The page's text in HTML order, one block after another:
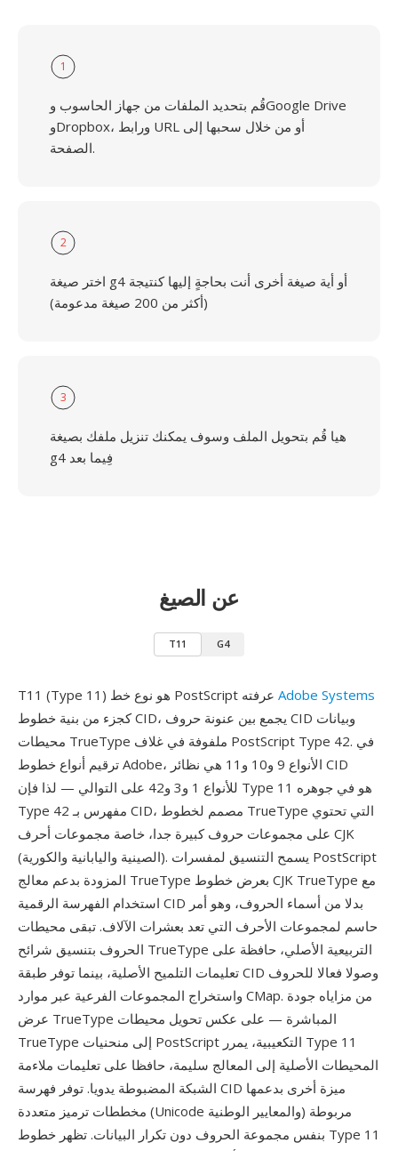
1
قُم بتحديد الملفات من جهاز الحاسوب وGoogle Drive
وDropbox، ورابط URL أو من خلال سحبها إلى
الصفحة.
2
اختر صيغة g4 أو أية صيغة أخرى أنت بحاجةٍ إليها كنتيجة
(أكثر من 200 صيغة مدعومة)
3
هيا قُم بتحويل الملف وسوف يمكنك تنزيل ملفك بصيغة
g4 فِيما بعد
عن الصيغ
T11 G4
Adobe Systems
كجزء من بنية خطوط CID، يجمع بين عنونة حروف CID وبيانات
محيطات TrueType ملفوفة في غلاف PostScript Type 42. في
ترقيم أنواع خطوط Adobe، الأنواع 9 و10 و11 هي نظائر CID
للأنواع 1 و3 و42 على التوالي — لذا فإن Type 11 هو في جوهره
Type 42 مفهرس بـ CID، مصمم لخطوط TrueType التي تحتوي
على مجموعات حروف كبيرة جدا، خاصة مجموعات أحرف CJK
(الصينية واليابانية والكورية). يسمح التنسيق لمفسرات PostScript
المزودة بدعم معالج TrueType بعرض خطوط CJK TrueType مع
استخدام الفهرسة الرقمية CID بدلا من أسماء الحروف، وهو أمر
حاسم لمجموعات الأحرف التي تعد بعشرات الآلاف. تبقى محيطات
الحروف بتنسيق شرائح TrueType التربيعية الأصلي، حافظة على
تعليمات التلميح الأصلية، بينما توفر طبقة CID وصولا فعالا للحروف
واستخراج المجموعات الفرعية عبر موارد CMap. من مزاياه جودة
عرض TrueType المباشرة — على عكس تحويل محيطات
TrueType إلى منحنيات PostScript التكعيبية، يمرر Type 11
المحيطات الأصلية إلى المعالج سليمة، حافظا على تعليمات ملاءمة
الشبكة المضبوطة يدويا. توفر فهرسة CID ميزة أخرى بدعمها
مخططات ترميز متعددة (Unicode والمعايير الوطنية) مربوطة
بنفس مجموعة الحروف دون تكرار البيانات. تظهر خطوط Type 11